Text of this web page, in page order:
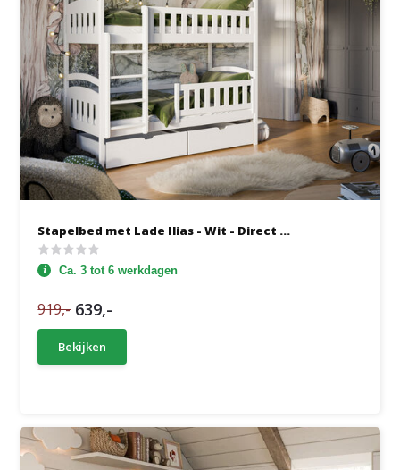
Stapelbed met Lade Ilias - Wit - Direct ...
Ca. 3 tot 6 werkdagen
919,- 639,-
Bekijken